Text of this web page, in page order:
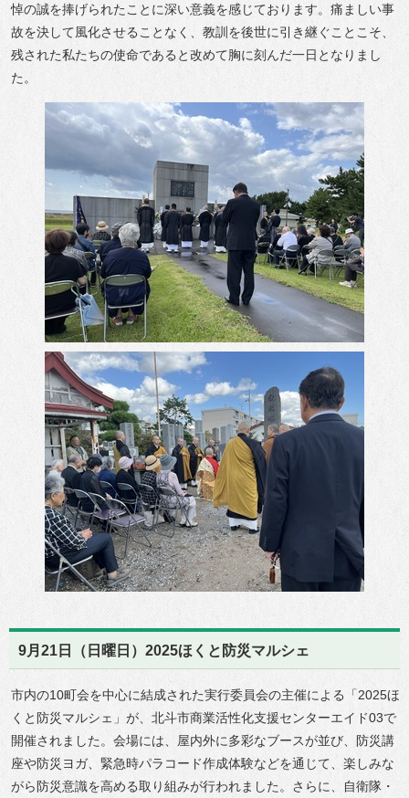
悼の誠を捧げられたことに深い意義を感じております。痛ましい事
故を決して風化させることなく、教訓を後世に引き継ぐことこそ、
残された私たちの使命であると改めて胸に刻んだ一日となりまし
た。
9月21日（日曜日）2025ほくと防災マルシェ
市内の10町会を中心に結成された実行委員会の主催による「2025ほ
くと防災マルシェ」が、北斗市商業活性化支援センターエイド03で
開催されました。会場には、屋内外に多彩なブースが並び、防災講
座や防災ヨガ、緊急時パラコード作成体験などを通じて、楽しみな
がら防災意識を高める取り組みが行われました。さらに、自衛隊・